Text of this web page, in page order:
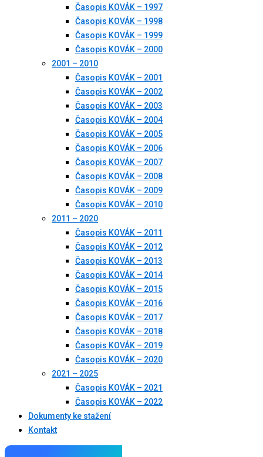
Časopis KOVÁK – 1997
Časopis KOVÁK – 1998
Časopis KOVÁK – 1999
Časopis KOVÁK – 2000
2001 – 2010
Časopis KOVÁK – 2001
Časopis KOVÁK – 2002
Časopis KOVÁK – 2003
Časopis KOVÁK – 2004
Časopis KOVÁK – 2005
Časopis KOVÁK – 2006
Časopis KOVÁK – 2007
Časopis KOVÁK – 2008
Časopis KOVÁK – 2009
Časopis KOVÁK – 2010
2011 – 2020
Časopis KOVÁK – 2011
Časopis KOVÁK – 2012
Časopis KOVÁK – 2013
Časopis KOVÁK – 2014
Časopis KOVÁK – 2015
Časopis KOVÁK – 2016
Časopis KOVÁK – 2017
Časopis KOVÁK – 2018
Časopis KOVÁK – 2019
Časopis KOVÁK – 2020
2021 – 2025
Časopis KOVÁK – 2021
Časopis KOVÁK – 2022
Dokumenty ke stažení
Kontakt